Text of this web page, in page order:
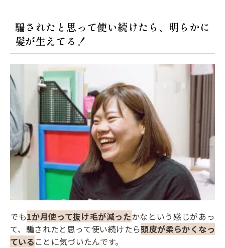
騙されたと思って使い続けたら、明らかに
髪が生えてる！
でも1か月使って抜け毛が減ったかなという感じがあっ
て、騙されたと思って使い続けたら頭皮が柔らかくなっ
ている ことに気づいたんです。